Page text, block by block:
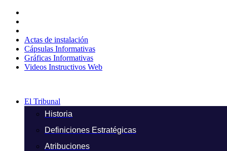
contenido
Actas de instalación
Cápsulas Informativas
Gráficas Informativas
Videos Instructivos Web
El Tribunal
Historia
Definiciones Estratégicas
Atribuciones